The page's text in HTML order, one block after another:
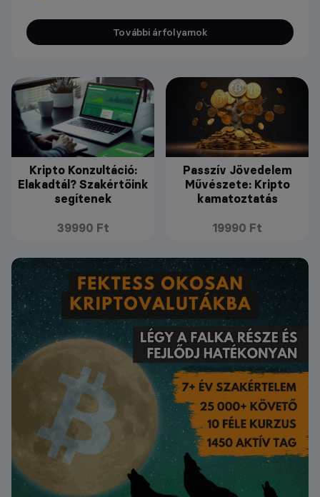
További árfolyamok
Kripto Konzultáció:
Elakadtál? Szakértőink
segítenek
39990 Ft
Passzív Jövedelem
Művészete: Kripto
kamatoztatás
19990 Ft